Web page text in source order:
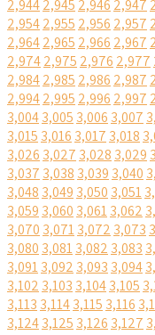
2,9442,945 2,946 2,947
2,9542,955 2,956 2,957
2,9642,965 2,966 2,967
2,9742,975 2,976 2,977
2,9842,985 2,986 2,987
2,9942,995 2,996 2,997
3,0043,005 3,006 3,007
3,015 3,016 3,017 3,018
3,026 3,027 3,028 3,029
3,037 3,038 3,039 3,040
3,048 3,049 3,050 3,051
3,059 3,060 3,0613,062
3,070 3,0713,072 3,073
3,080 3,0813,082 3,083
3,0913,092 3,093 3,094
3,102 3,103 3,1043,105
3,113 3,1143,115 3,116
3,1243,125 3,126 3,127